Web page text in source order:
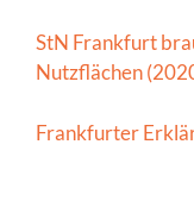
StN Frankfurt
Nutzflächen
Frankfurter